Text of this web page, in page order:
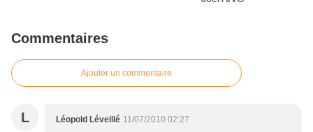
Commentaires
Ajouter un commentaire
L Léopold Léveillé 11/07/2010 02:27